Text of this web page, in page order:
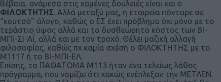
Βέβαια, ανάμεσα στις χαμένες δουλειές είναι και ο
ΦΙΛΟΚΤΗΤΗΣ. Αλλά μεταξύ μας, η εταιρεία πόνταρε σε
“κουτσό” άλογο, καθώς ο ΕΣ έχει πρόβλημα όχι μόνο με το
τεράστιο ύψος αλλά και το δυσθεώρητο κόστος των ΒΙ-
ΜΠΙ-ΣΙ-ΑΪ, αλλά και με τον τροχό. Θέλει μαζική αλλαγή
φιλοσοφίας, καθώς πχ καμία σχέση ο ΦΙΛΟΚΤΗΤΗΣ με το
Μ1117 ή το ΒΙ-ΜΠΙ-ΕΛ.
Επίσης, το ΠΑΘΑΤΟΜΑ Μ113 ήταν ένα τελείως λάθος
πρόγραμμα, που νομίζω ότι κακώς ενέπλεξαν την ΜΕΤΛΕΝ.